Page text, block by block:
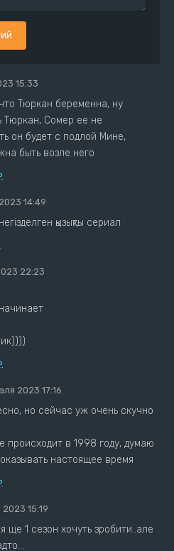
15:33
Тюркан беременна, ну
Тюркан, Сомер ее не
он будет с подлой Мине,
быть возле него
14:49
қызықты сериал
22:23
2023 17:16
но сейчас уж очень скучно
происходит в 1998 году, думаю
настоящее время
15:19
ще 1 сезон хочуть зробити..але